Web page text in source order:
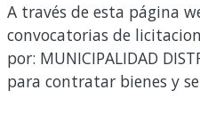
A través de esta página
convocatorias de
por: MUNICIPALIDAD
para contratar bienes y